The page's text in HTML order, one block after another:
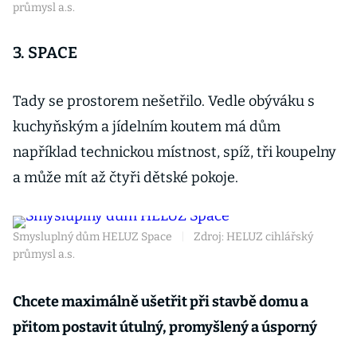
průmysl a.s.
3. SPACE
Tady se prostorem nešetřilo. Vedle obýváku s
kuchyňským a jídelním koutem má dům
například technickou místnost, spíž, tři koupelny
a může mít až čtyři dětské pokoje.
Smysluplný dům HELUZ Space
Zdroj: HELUZ cihlářský
průmysl a.s.
Chcete maximálně ušetřit při stavbě domu a
přitom postavit útulný, promyšlený a úsporný